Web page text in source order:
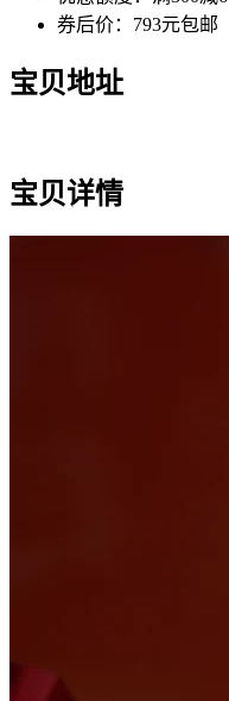
券后价：793元包邮
宝贝地址
宝贝详情